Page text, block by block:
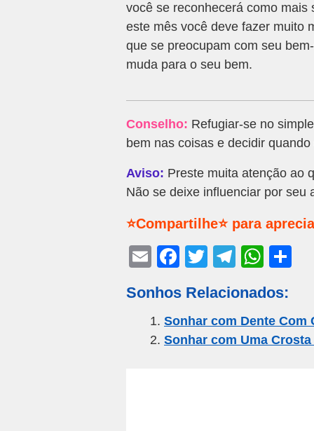
você se reconhecerá como
este mês você deve fazer muito
que se preocupam com seu
muda para o seu bem.
Conselho: Refugiar-se no
bem nas coisas e decidir quando
Aviso: Preste muita atenção ao
Não se deixe influenciar por seu
⭐Compartilhe⭐ para
E
ail
F
c
e
b
T
tt
er
T
e
gr
a
W
at
s
A
e
Sonhos Relacionados:
Sonhar com Dente Com
Sonhar com Uma Crosta